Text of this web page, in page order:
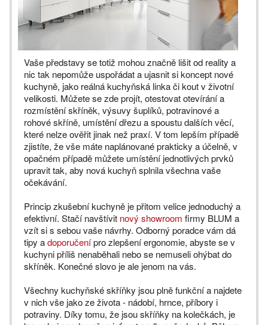
Vaše představy se totiž mohou značně lišit od reality a
nic tak nepomůže uspořádat a ujasnit si koncept nové
kuchyně, jako reálná kuchyňská linka či kout v životní
velikosti. Můžete se zde projít, otestovat otevírání a
rozmístění skříněk, výsuvy šuplíků, potravinové a
rohové skříně, umístění dřezu a spoustu dalších věcí,
které nelze ověřit jinak než praxí. V tom lepším případě
zjistíte, že vše máte naplánované prakticky a účelně, v
opačném případě můžete umístění jednotlivých prvků
upravit tak, aby nová kuchyň splnila všechna vaše
očekávání.
Princip zkušební kuchyně je přitom velice jednoduchý a
efektivní. Stačí navštívit nový showroom firmy BLUM a
vzít si s sebou vaše návrhy. Odborný poradce vám dá
tipy adoporučenípro zlepšení ergonomie, abyste se v
kuchyni příliš nenaběhali nebo se nemuseli ohýbat do
skříněk. Konečné slovo je ale jenom na vás.
Všechny kuchyňské skříňky jsou plně funkční a najdete
v nich vše jako ze života - nádobí, hrnce, příbory i
potraviny. Díky tomu, že jsou skříňky na kolečkách, je